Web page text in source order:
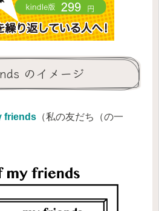
のイメージ
friends （私の友だち（の一